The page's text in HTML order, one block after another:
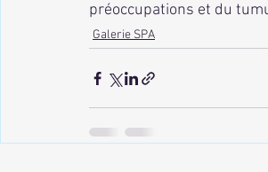
préoccupations et du
Galerie SPA